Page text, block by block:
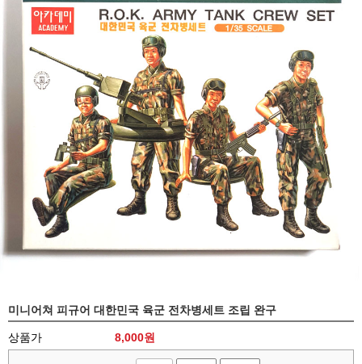
미니어쳐 피규어 대한민국 육군 전차병세트 조립 완구
상품가 8,000원